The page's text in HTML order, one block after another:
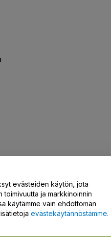
yhteyttä
evästeiden käytön, jota
toimivuutta ja markkinoinnin
käytämme vain ehdottoman
evästekäytännöstämme.